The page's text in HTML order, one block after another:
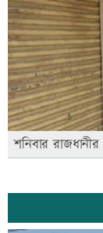
শনিবার রাজধানীর